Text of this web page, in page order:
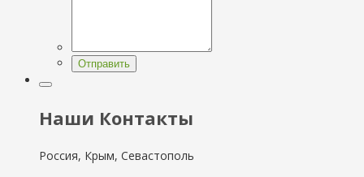
Отправить
Наши Контакты
Россия, Крым, Севастополь